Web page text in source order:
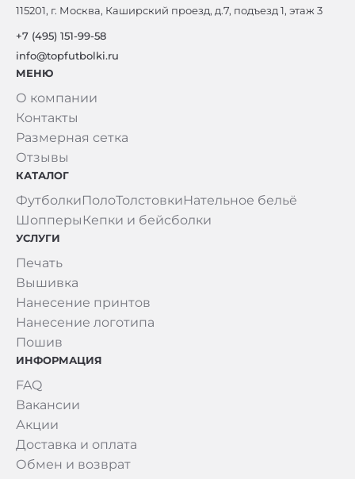
115201, г. Москва, Каширский проезд, д.7, подъезд 1, этаж 3
+7 (495) 151-99-58
info@topfutbolki.ru
МЕНЮ
О компании
Контакты
Размерная сетка
Отзывы
КАТАЛОГ
ФутболкиПолоТолстовкиНательное бельё
Шопперы Кепки и бейсболки
УСЛУГИ
Печать
Вышивка
Нанесение принтов
Нанесение логотипа
Пошив
ИНФОРМАЦИЯ
FAQ
Вакансии
Акции
Доставка и оплата
Обмен и возврат